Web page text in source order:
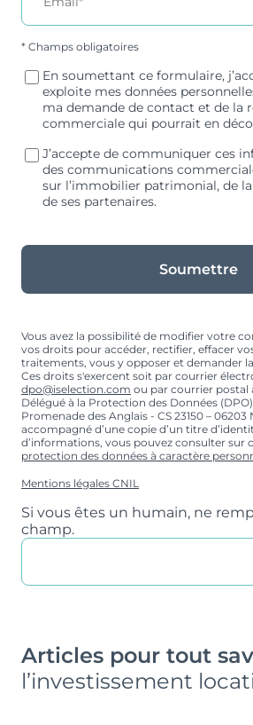
* Champs obligatoires
En soumettant ce formulaire,
exploite mes données
ma demande de contact et de la
commerciale qui pourrait en
J’accepte de communiquer ces
des communications
sur l’immobilier patrimonial, de
de ses partenaires.
Soumettre
Vous avez la possibilité de modifier votre
vos droits pour accéder, rectifier, effacer
traitements, vous y opposer et demander
Ces droits s'exercent soit par courrier
dpo@iselection.com ou par courrier postal
Délégué à la Protection des Données
Promenade des Anglais - CS 23150 – 06203
accompagné d’une copie d’un titre
d’informations, vous pouvez consulter sur
protection des données à caractère
Mentions légales CNIL
Si vous êtes un humain, ne
champ.
Articles pour tout
l’investissement